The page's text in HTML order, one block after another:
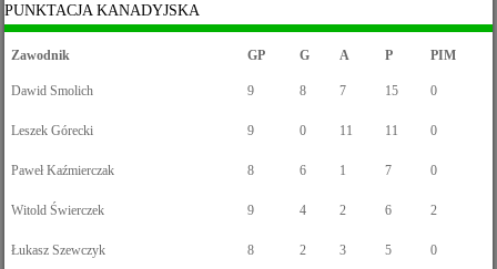
PUNKTACJA KANADYJSKA
Zawodnik GP G A P PIM
Dawid Smolich 9 8 7 15 0
Leszek Górecki 9 0 11 11 0
Paweł Kaźmierczak 8 6 1 7 0
Witold Świerczek 9 4 2 6 2
Łukasz Szewczyk 8 2 3 5 0